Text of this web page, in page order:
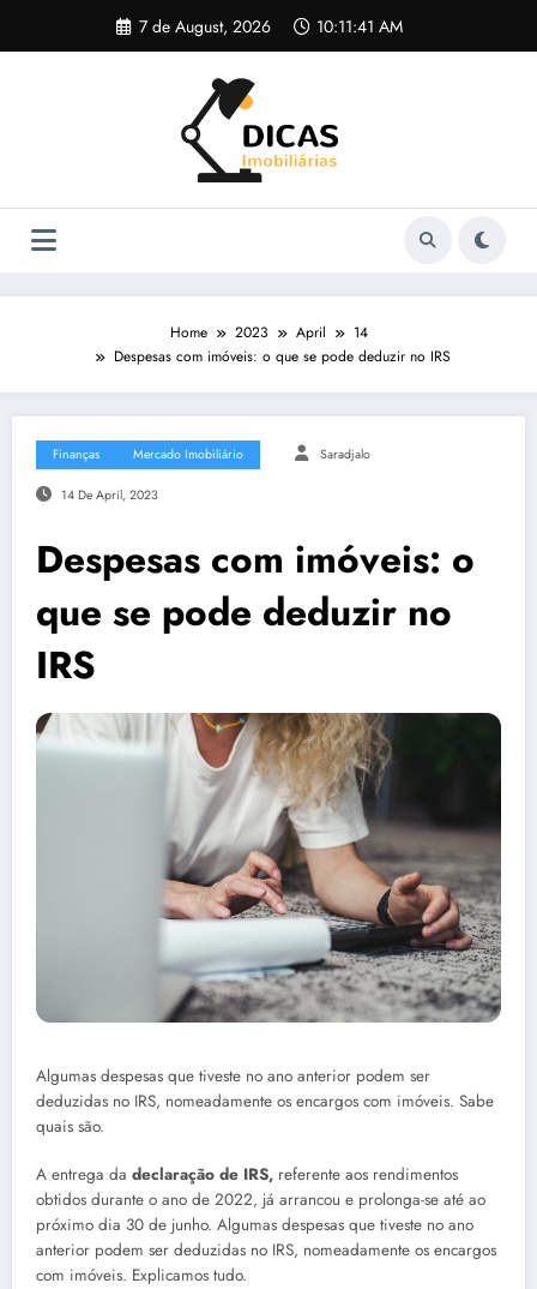
content
7 de August, 2026 10:11:41 AM
Home 2023 April
14
Despesas com imóveis: o que se pode deduzir no IRS
Finanças Mercado Imobiliário Saradjalo
14 De April, 2023
Despesas com imóveis: o
que se pode deduzir no
IRS
Algumas despesas que tiveste no ano anterior podem ser
deduzidas no IRS, nomeadamente os encargos com imóveis. Sabe
quais são.
A entrega da declaração de IRS, referente aos rendimentos
obtidos durante o ano de 2022, já arrancou e prolonga-se até ao
próximo dia 30 de junho. Algumas despesas que tiveste no ano
anterior podem ser deduzidas no IRS, nomeadamente os encargos
com imóveis. Explicamos tudo.